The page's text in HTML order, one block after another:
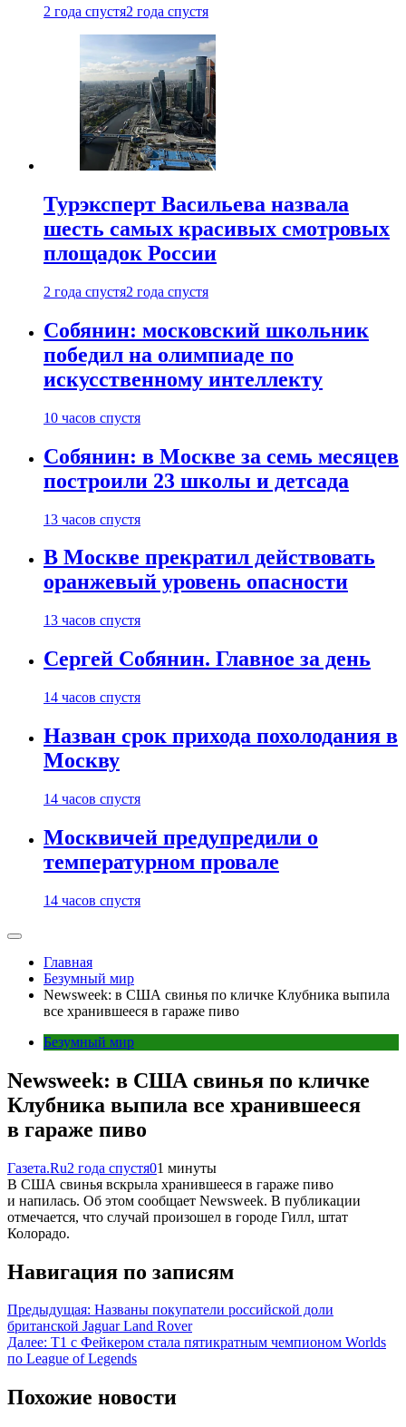
2 года спустя2 года спустя
Турэксперт Васильева назвала
шесть самых красивых смотровых
площадок России
2 года спустя2 года спустя
Собянин: московский школьник
победил на олимпиаде по
искусственному интеллекту
10 часов спустя
Собянин: в Москве за семь месяцев
построили 23 школы и детсада
13 часов спустя
В Москве прекратил действовать
оранжевый уровень опасности
13 часов спустя
Сергей Собянин. Главное за день
14 часов спустя
Назван срок прихода похолодания в
Москву
14 часов спустя
Москвичей предупредили о
температурном провале
14 часов спустя
Главная
Безумный мир
Newsweek: в США свинья по кличке Клубника выпила
все хранившееся в гараже пиво
Безумный мир
Newsweek: в США свинья по кличке
Клубника выпила все хранившееся
в гараже пиво
Газета.Ru2 года спустя01 минуты
В США свинья вскрыла хранившееся в гараже пиво
и напилась. Об этом сообщает Newsweek. В публикации
отмечается, что случай произошел в городе Гилл, штат
Колорадо.
Навигация по записям
Предыдущая: Названы покупатели российской доли
британской Jaguar Land Rover
Далее: T1 с Фейкером стала пятикратным чемпионом Worlds
по League of Legends
Похожие новости